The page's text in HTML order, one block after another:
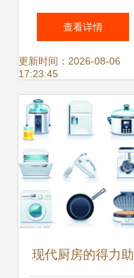
门指南 从业前必知
的几类家用电器
查看详情
更新时间：2026-08-06
17:23:45
现代厨房的得力助